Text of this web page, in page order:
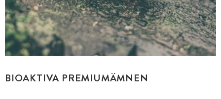
BIOAKTIVA PREMIUMÄMNEN